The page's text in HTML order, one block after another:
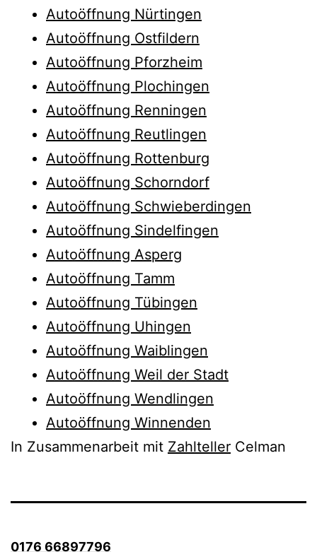
Autoöffnung Nürtingen
Autoöffnung Ostfildern
Autoöffnung Pforzheim
Autoöffnung Plochingen
Autoöffnung Renningen
Autoöffnung Reutlingen
Autoöffnung Rottenburg
Autoöffnung Schorndorf
Autoöffnung Schwieberdingen
Autoöffnung Sindelfingen
Autoöffnung Asperg
Autoöffnung Tamm
Autoöffnung Tübingen
Autoöffnung Uhingen
Autoöffnung Waiblingen
Autoöffnung Weil der Stadt
Autoöffnung Wendlingen
Autoöffnung Winnenden
In Zusammenarbeit mit Zahlteller Celman
0176 66897796